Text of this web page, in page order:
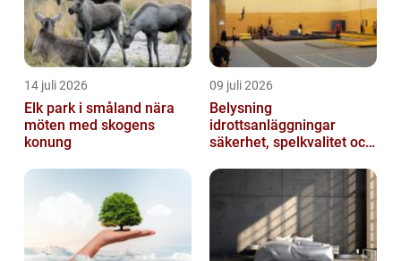
14 juli 2026
Elk park i småland nära
möten med skogens
konung
09 juli 2026
Belysning
idrottsanläggningar
säkerhet, spelkvalitet och